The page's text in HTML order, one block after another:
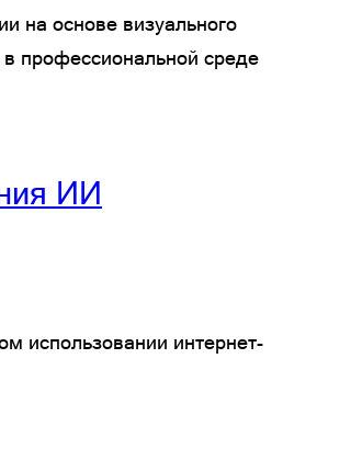
на основе визуального
профессиональной среде
ИИ
использовании интернет-